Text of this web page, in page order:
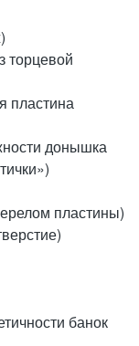
торцевой
пластина
донышка
пластины)
банок